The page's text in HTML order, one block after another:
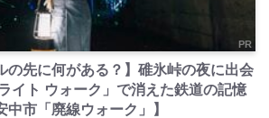
PR
の先に何がある？】碓氷峠の夜に出会
イト ウォーク」で消えた鉄道の記憶
市「廃線ウォーク」】